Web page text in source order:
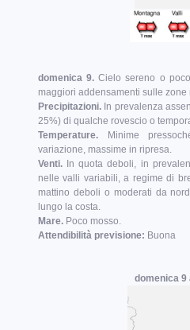
domenica 9. Cielo sereno o
maggiori addensamenti sulle zone
Precipitazioni. In prevalenza
25%) di qualche rovescio o
Temperature. Minime
variazione, massime in ripresa.
Venti. In quota deboli, in
nelle valli variabili, a regime di
mattino deboli o moderati da
lungo la costa.
Mare. Poco mosso.
Attendibilità previsione: Buona
domenica 9